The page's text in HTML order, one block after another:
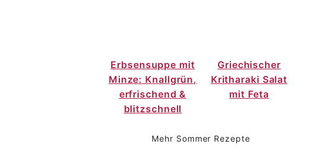
Erbsensuppe mit
Minze: Knallgrün,
erfrischend &
blitzschnell
Griechischer
Kritharaki Salat
mit Feta
Mehr Sommer Rezepte